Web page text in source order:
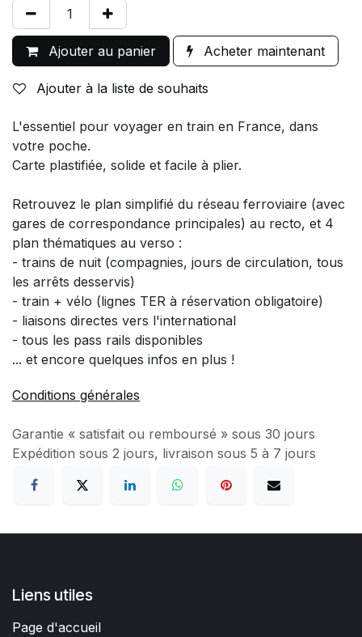
Ajouter au panier Acheter maintenant
Ajouter à la liste de souhaits
L'essentiel pour voyager en train en France, dans
votre poche.
Carte plastifiée, solide et facile à plier.
Retrouvez le plan simplifié du réseau ferroviaire (avec
gares de correspondance principales) au recto, et 4
plan thématiques au verso :
- trains de nuit (compagnies, jours de circulation, tous
les arrêts desservis)
- train + vélo (lignes TER à réservation obligatoire)
- liaisons directes vers l'international
- tous les pass rails disponibles
... et encore quelques infos en plus !
Conditions générales
Garantie « satisfait ou remboursé » sous 30 jours
Expédition sous 2 jours, livraison sous 5 à 7 jours
Liens utiles
Page d'accueil